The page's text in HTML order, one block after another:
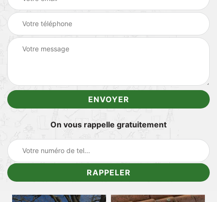
On vous rappelle gratuitement